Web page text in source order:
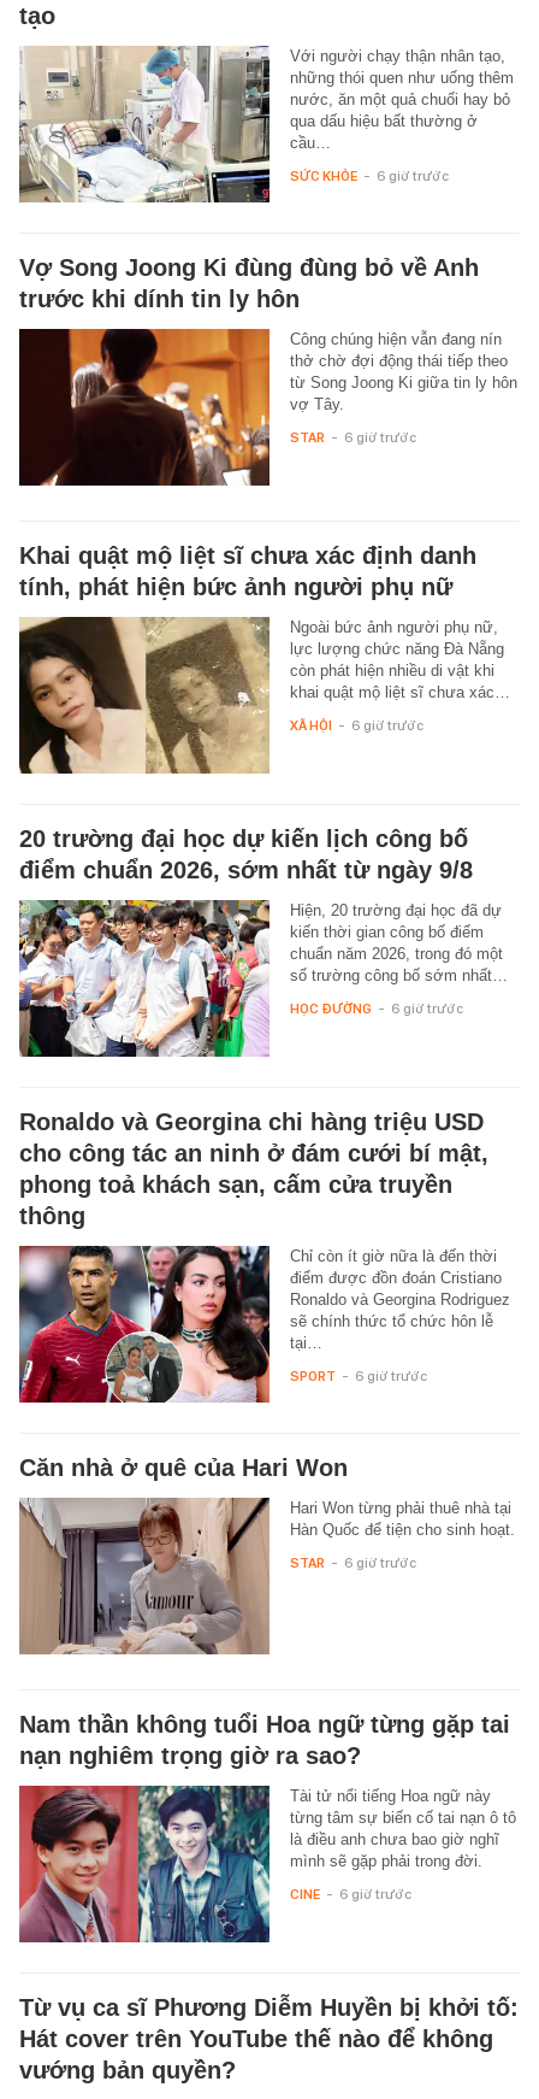
tạo
Với người chạy thận nhân tạo,
những thói quen như uống thêm
nước, ăn một quả chuối hay bỏ
qua dấu hiệu bất thường ở
cầu…
SỨC KHỎE - 6 giờ trước
Vợ Song Joong Ki đùng đùng bỏ về Anh
trước khi dính tin ly hôn
Công chúng hiện vẫn đang nín
thở chờ đợi động thái tiếp theo
từ Song Joong Ki giữa tin ly hôn
vợ Tây.
STAR - 6 giờ trước
Khai quật mộ liệt sĩ chưa xác định danh
tính, phát hiện bức ảnh người phụ nữ
Ngoài bức ảnh người phụ nữ,
lực lượng chức năng Đà Nẵng
còn phát hiện nhiều di vật khi
khai quật mộ liệt sĩ chưa xác…
XÃ HỘI - 6 giờ trước
20 trường đại học dự kiến lịch công bố
điểm chuẩn 2026, sớm nhất từ ngày 9/8
Hiện, 20 trường đại học đã dự
kiến thời gian công bố điểm
chuẩn năm 2026, trong đó một
số trường công bố sớm nhất…
HỌC ĐƯỜNG - 6 giờ trước
Ronaldo và Georgina chi hàng triệu USD
cho công tác an ninh ở đám cưới bí mật,
phong toả khách sạn, cấm cửa truyền
thông
Chỉ còn ít giờ nữa là đến thời
điểm được đồn đoán Cristiano
Ronaldo và Georgina Rodriguez
sẽ chính thức tổ chức hôn lễ
tại…
SPORT - 6 giờ trước
Căn nhà ở quê của Hari Won
Hari Won từng phải thuê nhà tại
Hàn Quốc để tiện cho sinh hoạt.
STAR - 6 giờ trước
Nam thần không tuổi Hoa ngữ từng gặp tai
nạn nghiêm trọng giờ ra sao?
Tài tử nổi tiếng Hoa ngữ này
từng tâm sự biến cố tai nạn ô tô
là điều anh chưa bao giờ nghĩ
mình sẽ gặp phải trong đời.
CINE - 6 giờ trước
Từ vụ ca sĩ Phương Diễm Huyền bị khởi tố:
Hát cover trên YouTube thế nào để không
vướng bản quyền?